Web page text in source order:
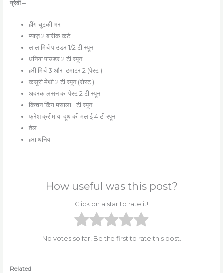
ग्रेवी –
हींग चुटकी भर
प्याज़ 2 बारीक कटे
लाल मिर्च पाउडर 1/2 टी स्पून
धनिया पाउडर 2 टी स्पून
हरी मिर्च 3 और टमाटर 2 (पेस्ट )
कसूरी मेथी 2 टी स्पून (रोस्ट )
अदरक लसन का पेस्ट 2 टी स्पून
किचन किंग मसाला 1 टी स्पून
फ्रेश क्रीम या दूध की मलाई 4 टी स्पून
तेल
हरा धनिया
How useful was this post?
Click on a star to rate it!
No votes so far! Be the first to rate this post.
Related